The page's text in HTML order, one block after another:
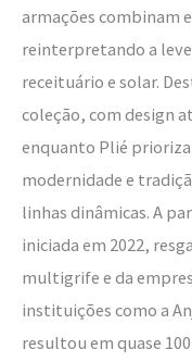
armações combinam
reinterpretando a
receituário e solar.
coleção, com design
enquanto Plié
modernidade e
linhas dinâmicas. A
iniciada em 2022,
multigrife e da
instituições como a
resultou em quase